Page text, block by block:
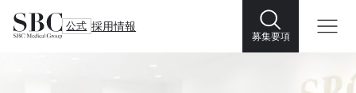
公式 採用情報
募集要項